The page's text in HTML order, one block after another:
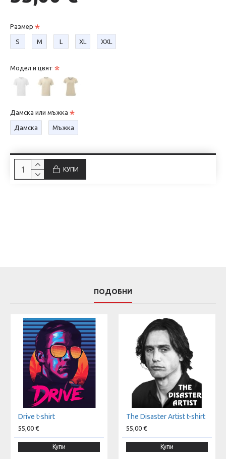
Размер
S М L XL XXL
Модел и цвят
Дамска или мъжка
Дамска Мъжка
КУПИ
ПОДОБНИ
Drive t-shirt
55,00 €
Купи
The Disaster Artist t-shirt
55,00 €
Купи